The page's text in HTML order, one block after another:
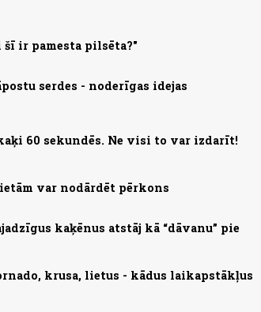
ir pamesta pilsēta?"
serdes - noderīgas idejas
60 sekundēs. Ne visi to var izdarīt!
var nodārdēt pērkons
kaķēnus atstāj kā “dāvanu” pie
krusa, lietus - kādus laikapstākļus